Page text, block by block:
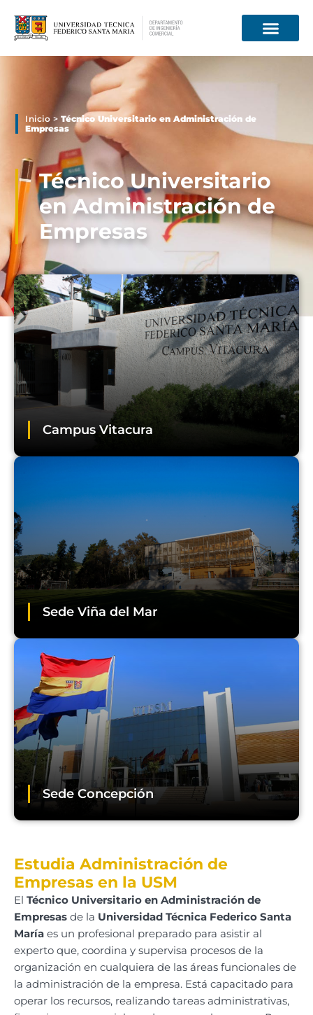
Información para
Inicio > Técnico Universitario en Administración de
Empresas
Técnico Universitario
en Administración de
Empresas
Campus Vitacura
Sede Viña del Mar
Sede Concepción
Estudia Administración de
Empresas en la USM
El Técnico Universitario en Administración de
Empresas de la Universidad Técnica Federico Santa
María es un profesional preparado para asistir al
experto que, coordina y supervisa procesos de la
organización en cualquiera de las áreas funcionales de
la administración de la empresa. Está capacitado para
operar los recursos, realizando tareas administrativas,